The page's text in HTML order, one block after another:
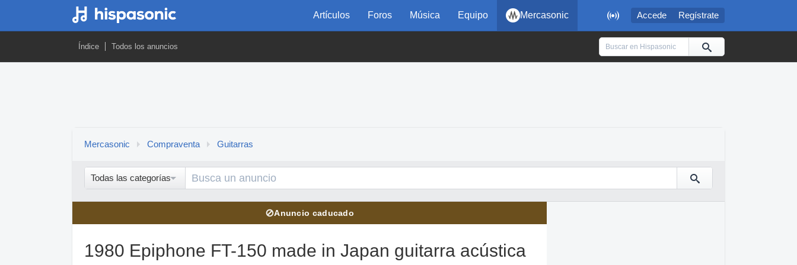
 Accede Regístrate
Artículos Foros Música Equipo Mercasonic
Índice Todos los anuncios
Mercasonic Compraventa Guitarras
Todas las categorías
⊘Anuncio caducado
1980 Epiphone FT-150 made in Japan guitarra acústica